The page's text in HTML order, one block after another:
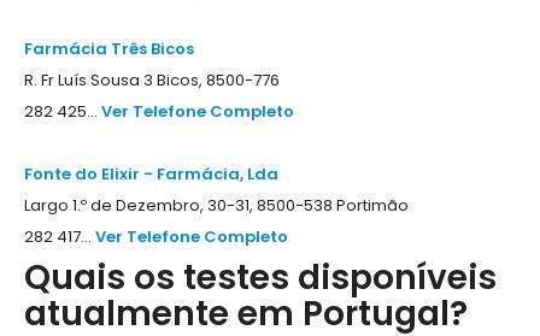
Farmácia Três Bicos
R. Fr Luís Sousa 3 Bicos, 8500-776
282 425... Ver Telefone Completo
Fonte do Elixir - Farmácia, Lda
Largo 1.º de Dezembro, 30-31, 8500-538 Portimão
282 417... Ver Telefone Completo
Quais os testes disponíveis
atualmente em Portugal?